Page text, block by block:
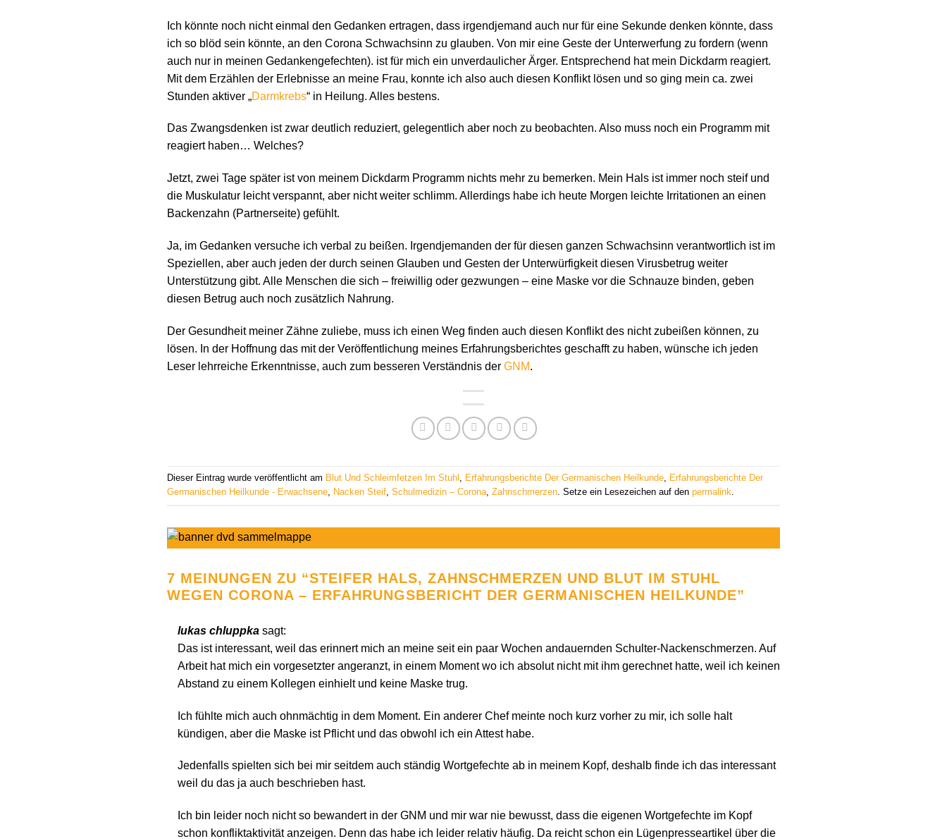
Ich könnte noch nicht einmal den Gedanken ertragen, dass irgendjemand auch nur für eine Sekunde denken könnte, dass
ich so blöd sein könnte, an den Corona Schwachsinn zu glauben. Von mir eine Geste der Unterwerfung zu fordern (wenn
auch nur in meinen Gedankengefechten). ist für mich ein unverdaulicher Ärger. Entsprechend hat mein Dickdarm reagiert.
Mit dem Erzählen der Erlebnisse an meine Frau, konnte ich also auch diesen Konflikt lösen und so ging mein ca. zwei
Stunden aktiver „Darmkrebs“ in Heilung. Alles bestens.
Das Zwangsdenken ist zwar deutlich reduziert, gelegentlich aber noch zu beobachten. Also muss noch ein Programm mit
reagiert haben… Welches?
Jetzt, zwei Tage später ist von meinem Dickdarm Programm nichts mehr zu bemerken. Mein Hals ist immer noch steif und
die Muskulatur leicht verspannt, aber nicht weiter schlimm. Allerdings habe ich heute Morgen leichte Irritationen an einen
Backenzahn (Partnerseite) gefühlt.
Ja, im Gedanken versuche ich verbal zu beißen. Irgendjemanden der für diesen ganzen Schwachsinn verantwortlich ist im
Speziellen, aber auch jeden der durch seinen Glauben und Gesten der Unterwürfigkeit diesen Virusbetrug weiter
Unterstützung gibt. Alle Menschen die sich – freiwillig oder gezwungen – eine Maske vor die Schnauze binden, geben
diesen Betrug auch noch zusätzlich Nahrung.
Der Gesundheit meiner Zähne zuliebe, muss ich einen Weg finden auch diesen Konflikt des nicht zubeißen können, zu
lösen. In der Hoffnung das mit der Veröffentlichung meines Erfahrungsberichtes geschafft zu haben, wünsche ich jeden
Leser lehrreiche Erkenntnisse, auch zum besseren Verständnis der GNM.
Dieser Eintrag wurde veröffentlicht am Blut Und Schleimfetzen Im Stuhl , Erfahrungsberichte Der Germanischen Heilkunde, Erfahrungsberichte Der
Germanischen Heilkunde - Erwachsene, Nacken Steif, Schulmedizin – Corona, Zahnschmerzen. Setze ein Lesezeichen auf den permalink.
7 MEINUNGEN ZU “STEIFER HALS, ZAHNSCHMERZEN UND BLUT IM STUHL
WEGEN CORONA – ERFAHRUNGSBERICHT DER GERMANISCHEN HEILKUNDE”
lukas chluppka sagt:
Das ist interessant, weil das erinnert mich an meine seit ein paar Wochen andauernden Schulter-Nackenschmerzen. Auf
Arbeit hat mich ein vorgesetzter angeranzt, in einem Moment wo ich absolut nicht mit ihm gerechnet hatte, weil ich keinen
Abstand zu einem Kollegen einhielt und keine Maske trug.
Ich fühlte mich auch ohnmächtig in dem Moment. Ein anderer Chef meinte noch kurz vorher zu mir, ich solle halt
kündigen, aber die Maske ist Pflicht und das obwohl ich ein Attest habe.
Jedenfalls spielten sich bei mir seitdem auch ständig Wortgefechte ab in meinem Kopf, deshalb finde ich das interessant
weil du das ja auch beschrieben hast.
Ich bin leider noch nicht so bewandert in der GNM und mir war nie bewusst, dass die eigenen Wortgefechte im Kopf
schon konfliktaktivität anzeigen. Denn das habe ich leider relativ häufig. Da reicht schon ein Lügenpresseartikel über die